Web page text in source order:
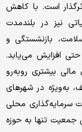
است. با کاهش
نیز در بلندمدت
بازنشستگی و
افزایش می‌یابد.
بیشتری روبه‌رو
به‌ویژه در شهرهای
سرمایه‌گذاری محلی
جمعیت تنها به حوزه